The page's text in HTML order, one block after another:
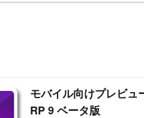
モバイル向けプレビ
RP 9 ベータ版